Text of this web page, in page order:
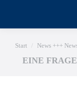
Sie befinden sich
Start News +++
EINE